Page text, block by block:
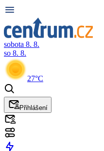
sobota 8. 8.
so 8. 8.
27°C
Přihlášení